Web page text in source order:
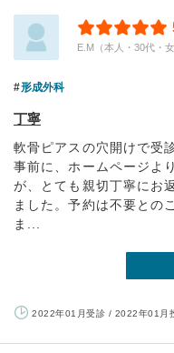
E.M（本人・30代・
形成外科
丁寧
軟骨ピアスの穴開けで受
事前に、ホームページよ
が、とても親切丁寧にお
ました。予約は不要との
ま...
2022年01月受診 / 2022年01月